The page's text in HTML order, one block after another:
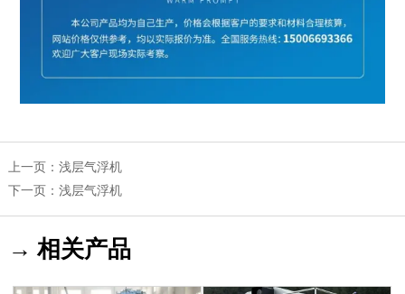
上一页： 浅层气浮机
下一页： 浅层气浮机
→ 相关产品